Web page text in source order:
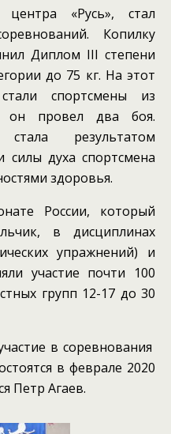
«Русь», стал
Копилку
Диплом III степени
до 75 кг. На этот
спортсмены из
он провел два боя.
результатом
силы духа спортсмена
здоровья.
России, который
в дисциплинах
упражнений) и
участие почти 100
групп 12-17 до 30
в соревнования
в феврале 2020
Петр Агаев.